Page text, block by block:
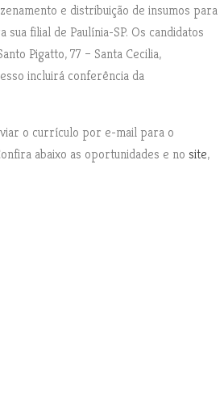
e distribuição de insumos para
filial de Paulínia-SP. Os candidatos
Pigatto, 77 – Santa Cecilia,
incluirá conferência da
o currículo por e-mail para o
abaixo as oportunidades e no site,